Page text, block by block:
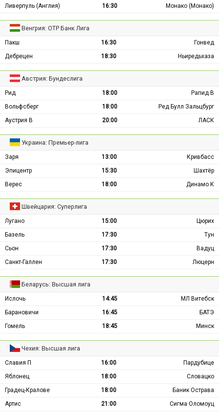
Ливерпуль (Англия) 16:30 Монако (Монако)
Венгрия: ОТР Банк Лига
Пакш 16:30
Гонвед
Дебрецен
18:30 Ньиредьхаза
Австрия: Бундеслига
Рид 18:00
Рапид В
Вольфсберг
18:00
Ред Булл Зальцбург
Аустрия В
20:00 ЛАСК
Украина: Премьер-лига
Заря 13:00
Кривбасс
Эпицентр
15:30
Шахтёр
Верес
18:00 Динамо К
Швейцария: Суперлига
Лугано 15:00
Цюрих
Базель
17:30
Тун
Сьон
17:30
Вадуц
Санкт-Галлен
17:30 Люцерн
Беларусь: Высшая лига
Ислочь 14:45
МЛ Витебск
Барановичи
16:45
БАТЭ
Гомель
18:45 Минск
Чехия: Высшая лига
Славия П 16:00
Пардубице
Яблонец
18:00
Словацко
Градец-Кралове
18:00
Баник Острава
Артис
21:00 Сигма Оломоуц